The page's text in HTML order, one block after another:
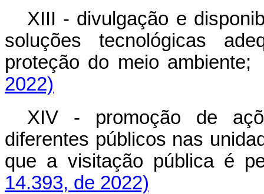
XIII - divulgação e
soluções tecnológicas
proteção do meio
2022)
XIV - promoção de
diferentes públicos nas
que a visitação pública
14.393, de 2022)